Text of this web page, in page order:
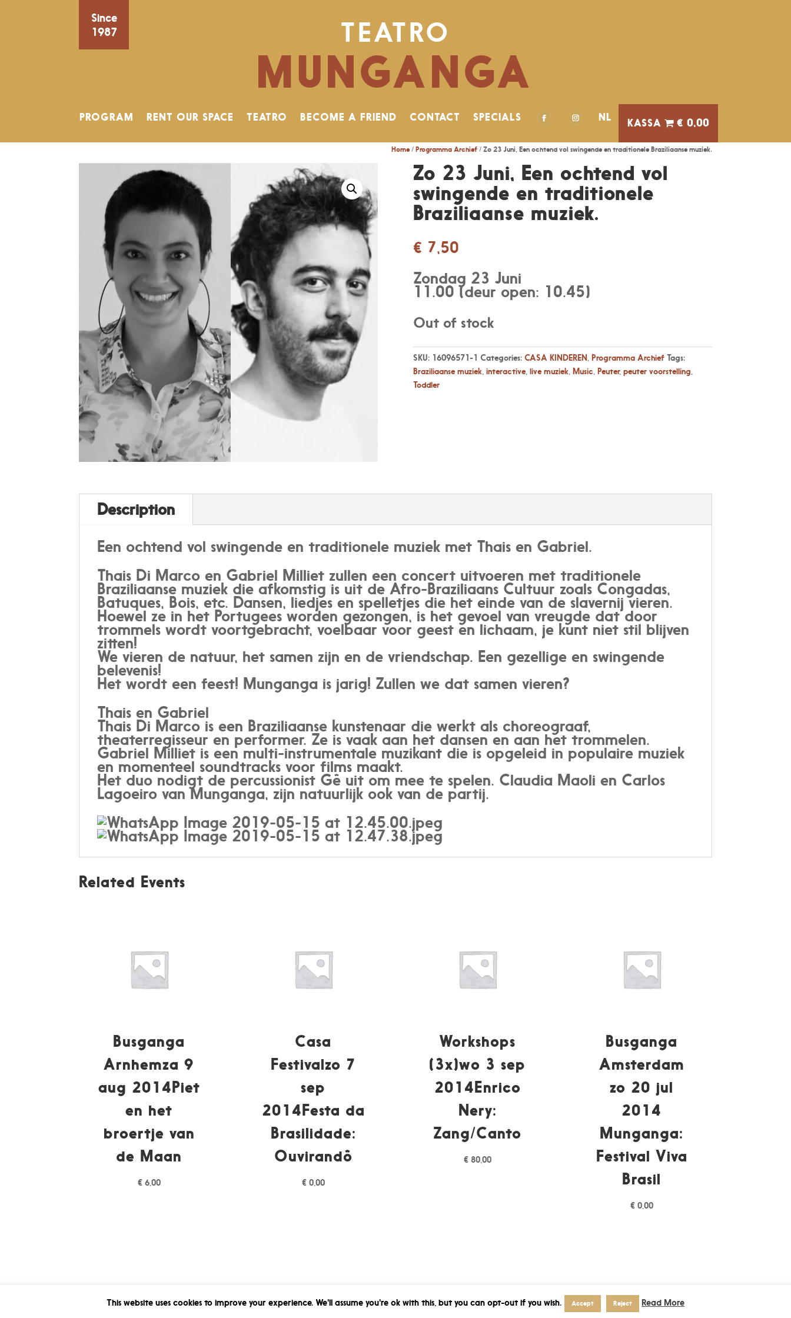
Since
1987
TEATRO
MUNGANGA
PROGRAM RENT OUR SPACE TEATRO BECOME A FRIEND CONTACT SPECIALS NL € 0,00
Home/ Programma Archief/ Zo 23 Juni, Een ochtend vol swingende en traditionele Braziliaanse muziek.
Zo 23 Juni, Een ochtend vol
swingende en traditionele
Braziliaanse muziek.
€ 7,50
Zondag 23 Juni
11.00 (deur open: 10.45)
Out of stock
SKU: 16096571-1 Categories: CASA KINDEREN, Programma Archief Tags:
Braziliaanse muziek, interactive, live muziek, Music Peuter, peuter voorstelling
Toddler
Description
Een ochtend vol swingende en traditionele muziek met Thais en Gabriel.
Thais Di Marco en Gabriel Milliet zullen een concert uitvoeren met traditionele
Braziliaanse muziek die afkomstig is uit de Afro-Braziliaans Cultuur zoals Congadas,
Batuques, Bois, etc. Dansen, liedjes en spelletjes die het einde van de slavernij vieren.
Hoewel ze in het Portugees worden gezongen, is het gevoel van vreugde dat door
trommels wordt voortgebracht, voelbaar voor geest en lichaam, je kunt niet stil blijven
zitten!
We vieren de natuur, het samen zijn en de vriendschap. Een gezellige en swingende
belevenis!
Het wordt een feest! Munganga is jarig! Zullen we dat samen vieren?
Thais en Gabriel
Thais Di Marco is een Braziliaanse kunstenaar die werkt als choreograaf,
theaterregisseur en performer. Ze is vaak aan het dansen en aan het trommelen.
Gabriel Milliet is een multi-instrumentale muzikant die is opgeleid in populaire muziek
en momenteel soundtracks voor films maakt.
Het duo nodigt de percussionist Gê uit om mee te spelen. Claudia Maoli en Carlos
Lagoeiro van Munganga, zijn natuurlijk ook van de partij.
Related Events
Busganga
Arnhemza 9
aug 2014Piet
en het
broertje van
de Maan
€6,00
Casa
Festivalzo 7
sep
2014Festa da
Brasilidade:
Ouvirandô
€0,00
Workshops
(3x)wo 3 sep
2014Enrico
Nery:
Zang/Canto
€80,00
Busganga
Amsterdam
zo 20 jul
2014
Munganga:
Festival Viva
Brasil
€0,00
This website uses cookies to improve your experience. We'll assume you're ok with this, but you can opt-out if you wish. Accept Reject Read More